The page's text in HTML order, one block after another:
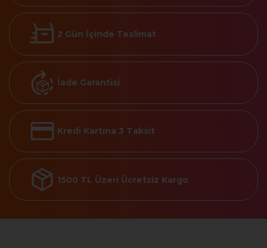
2 Gün İçinde Teslimat
İade Garantisi
Kredi Kartına 3 Taksit
1500 TL Üzeri Ücretsiz Kargo